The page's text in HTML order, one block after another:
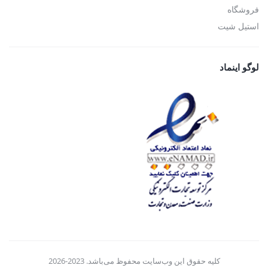
فروشگاه
استیل شیت
لوگو اینماد
کلیه حقوق این وب‌سایت محفوظ می‌باشد. 2023-2026